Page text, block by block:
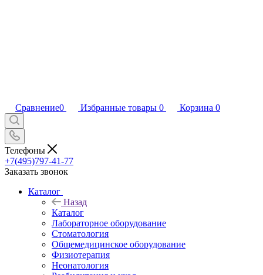
Сравнение0 Избранные товары 0 Корзина 0
Телефоны
+7(495)797-41-77
Заказать звонок
Каталог
Назад
Каталог
Лабораторное оборудование
Стоматология
Общемедицинское оборудование
Физиотерапия
Неонатология